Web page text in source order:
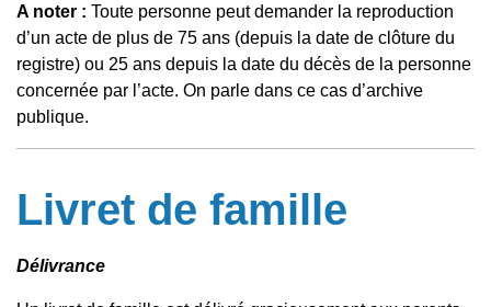
A noter : Toute personne peut demander la reproduction
d’un acte de plus de 75 ans (depuis la date de clôture du
registre) ou 25 ans depuis la date du décès de la personne
concernée par l’acte. On parle dans ce cas d’archive
publique.
Livret de famille
Délivrance